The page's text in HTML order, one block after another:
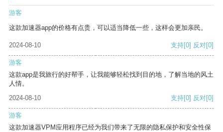
游客
这款加速器app的价格有点贵，可以适当降低一些，这样会更加亲民。
2024-08-10 支持[0] 反对[0]
游客
这款app是我旅行的好帮手，让我能够轻松找到目的地，了解当地的风土
人情。
2024-08-10
支持[0] 反对[0]
游客
这款加速器VPM应用程序已经为我们带来了无限的隐私保护和安全性保